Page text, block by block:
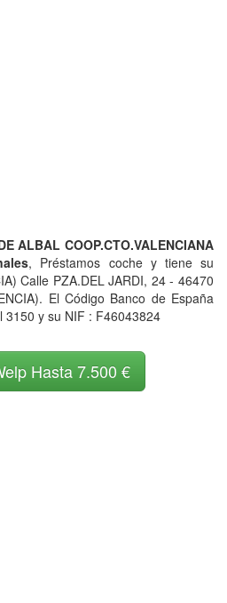
ALBAL COOP.CTO.VALENCIANA
, Préstamos coche y tiene su
Calle PZA.DEL JARDI, 24 - 46470
El Código Banco de España
3150 y su NIF : F46043824
Hasta 7.500 €